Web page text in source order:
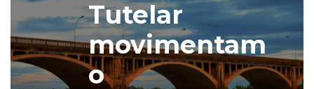
Tutelar
movimentam
o